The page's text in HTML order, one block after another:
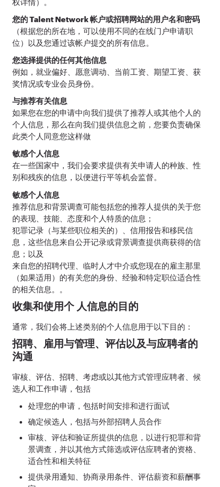
您的 Talent Network 帐户或招聘网站的用户名和密码
（根据您的所在地，可以使用不同的在线门户申请职
位）以及您通过该帐户提交的所有信息。
您选择提供的任何其他信息
例如，就业偏好、愿意调动、当前工资、期望工资、获
奖情况或专业会员身份。
与推荐有关信息
如果您在您的申请中向我们提供了推荐人或其他个人的
个人信息，那么在向我们提供信息之前，您要负责确保
此类个人同意您这样做
敏感个人信息
在一些国家中，我们会要求提供有关申请人的种族、性
别和残疾的信息，以便进行平等机会监督。
敏感个人信息
推荐信息和背景调查可能包括您的推荐人提供的关于您
的表现、技能、态度和个人特质的信息；
犯罪记录（与某些职位相关的）、信用报告和移民信
息，这些信息来自公开记录或背景调查提供商获得的信
息；以及
来自您的招聘代理、临时人才中介或您现在的雇主那里
（如果适用）的有关您的身份、经验和特定职位适合性
的相关信息。。
收集和使用个 人信息的目的
通常，我们会将上述类别的个人信息用于以下目的：
招聘、雇用与管理、评估以及与应聘者的
沟通
审核、评估、招聘、考虑或以其他方式管理应聘者、候
选人和工作申请，包括
处理您的申请，包括时间安排和进行面试
确定候选人，包括与外部招聘人员合作
审核、评估和验证所提供的信息，以进行犯罪和背
景调查，并以其他方式筛选或评估应聘者的资格、
适合性和相关特征
提供录用通知、协商录用条件、评估薪资和薪酬事